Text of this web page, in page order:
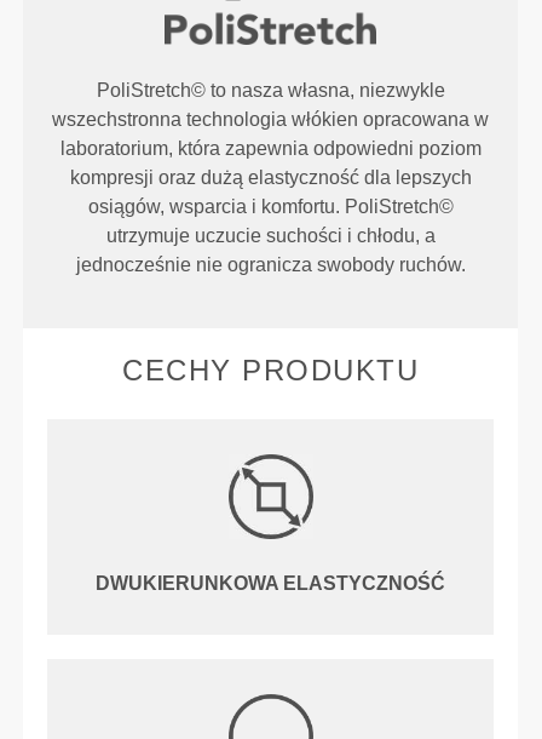
PoliStretch© to nasza własna, niezwykle
wszechstronna technologia włókien opracowana w
laboratorium, która zapewnia odpowiedni poziom
kompresji oraz dużą elastyczność dla lepszych
osiągów, wsparcia i komfortu. PoliStretch©
utrzymuje uczucie suchości i chłodu, a
jednocześnie nie ogranicza swobody ruchów.
CECHY PRODUKTU
DWUKIERUNKOWA ELASTYCZNOŚĆ